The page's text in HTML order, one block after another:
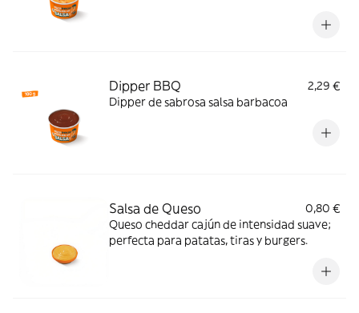
Dipper BBQ
2,29 €
Dipper de sabrosa salsa barbacoa
Salsa de Queso
0,80 €
Queso cheddar cajún de intensidad suave;
perfecta para patatas, tiras y burgers.